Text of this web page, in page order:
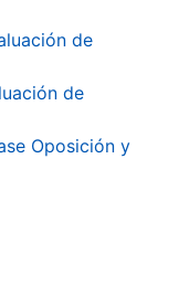
de
de
Oposición y